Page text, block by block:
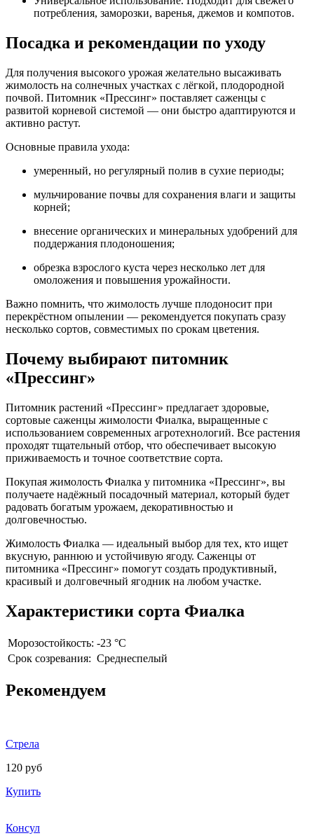
потребления, заморозки, варенья, джемов и компотов.
Посадка и рекомендации по уходу
Для получения высокого урожая желательно высаживать
жимолость на солнечных участках с лёгкой, плодородной
почвой. Питомник «Прессинг» поставляет саженцы с
развитой корневой системой — они быстро адаптируются и
активно растут.
Основные правила ухода:
умеренный, но регулярный полив в сухие периоды;
мульчирование почвы для сохранения влаги и защиты
корней;
внесение органических и минеральных удобрений для
поддержания плодоношения;
обрезка взрослого куста через несколько лет для
омоложения и повышения урожайности.
Важно помнить, что жимолость лучше плодоносит при
перекрёстном опылении — рекомендуется покупать сразу
несколько сортов, совместимых по срокам цветения.
Почему выбирают питомник
«Прессинг»
Питомник растений «Прессинг» предлагает здоровые,
сортовые саженцы жимолости Фиалка, выращенные с
использованием современных агротехнологий. Все растения
проходят тщательный отбор, что обеспечивает высокую
приживаемость и точное соответствие сорта.
Покупая жимолость Фиалка у питомника «Прессинг», вы
получаете надёжный посадочный материал, который будет
радовать богатым урожаем, декоративностью и
долговечностью.
Жимолость Фиалка — идеальный выбор для тех, кто ищет
вкусную, раннюю и устойчивую ягоду. Саженцы от
питомника «Прессинг» помогут создать продуктивный,
красивый и долговечный ягодник на любом участке.
Характеристики сорта Фиалка
Морозостойкость: -23 °C
Срок созревания: Среднеспелый
Рекомендуем
Стрела
120 руб
Купить
Консул